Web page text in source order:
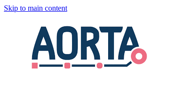
Skip to main content